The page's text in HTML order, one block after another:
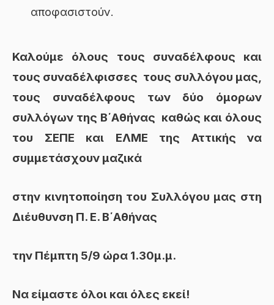
αποφασιστούν.
Καλούμε όλους τους συναδέλφους και
τους συναδέλφισσες τους συλλόγου μας,
τους συναδέλφους των δύο όμορων
συλλόγων της Β΄Αθήνας καθώς και όλους
του ΣΕΠΕ και ΕΛΜΕ της Αττικής να
συμμετάσχουν μαζικά
στην κινητοποίηση του Συλλόγου μας στη
Διέυθυνση Π. Ε. Β΄Αθήνας
την Πέμπτη 5/9 ώρα 1.30μ.μ.
Να είμαστε όλοι και όλες εκεί!